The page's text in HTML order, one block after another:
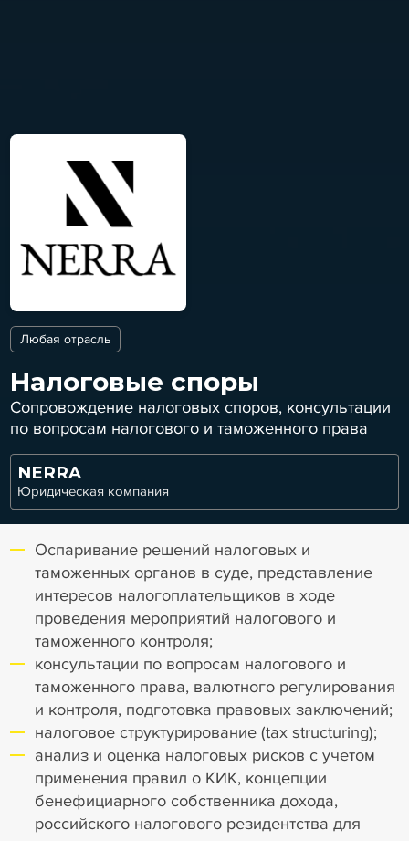
Любая отрасль
Налоговые споры
Сопровождение налоговых споров, консультации
по вопросам налогового и таможенного права
NERRA
Юридическая компания
Оспаривание решений налоговых и
таможенных органов в суде, представление
интересов налогоплательщиков в ходе
проведения мероприятий налогового и
таможенного контроля;
консультации по вопросам налогового и
таможенного права, валютного регулирования
и контроля, подготовка правовых заключений;
налоговое структурирование (tax structuring);
анализ и оценка налоговых рисков с учетом
применения правил о КИК, концепции
бенефициарного собственника дохода,
российского налогового резидентства для